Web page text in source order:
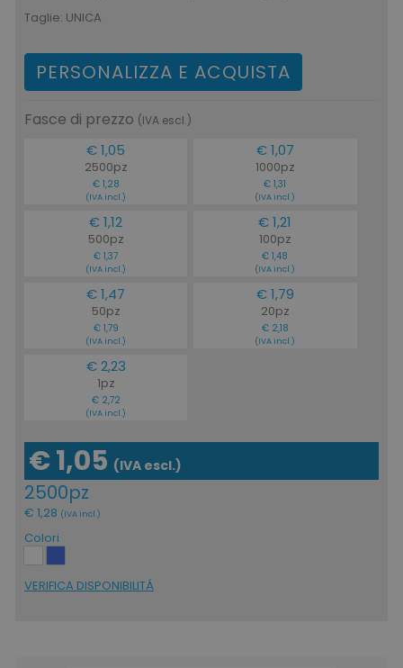
Taglie: UNICA
PERSONALIZZA E ACQUISTA
Fasce di prezzo (IVA escl.)
€ 1,05
2500pz
€ 1,28
(IVA incl.)
€ 1,07
1000pz
€ 1,31
(IVA incl.)
€ 1,12
500pz
€ 1,37
(IVA incl.)
€ 1,21
100pz
€ 1,48
(IVA incl.)
€ 1,47
50pz
€ 1,79
(IVA incl.)
€ 1,79
20pz
€ 2,18
(IVA incl.)
€ 2,23
1pz
€ 2,72
(IVA incl.)
€ 1,05 (IVA escl.)
2500pz
€ 1,28 (IVA incl.)
Colori
VERIFICA DISPONIBILITÁ